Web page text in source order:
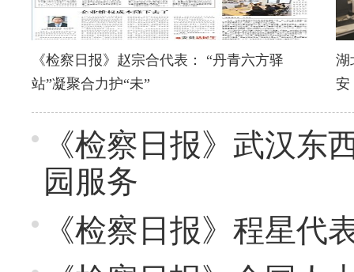
《检察日报》赵宗合代表： “丹青六方驿
站”凝聚合力护“未”
湖
安
《检察日报》武汉东
园服务
《检察日报》程星代